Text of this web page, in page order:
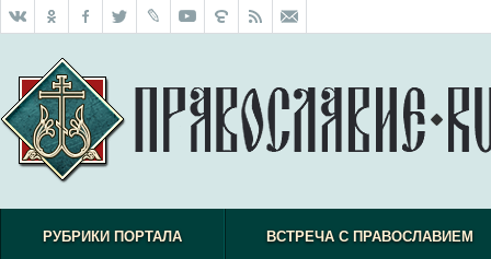
РУБРИКИ ПОРТАЛА ВСТРЕЧА С ПРАВОСЛАВИЕМ